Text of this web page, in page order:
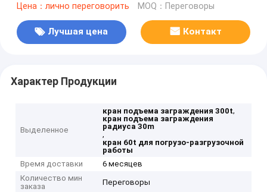
Цена：лично переговорить MOQ：Переговоры
Лучшая цена Контакт
Характер Продукции
Выделенное
кран подъема заграждения 300t,
кран подъема заграждения
радиуса 30m
,
кран 60t для погрузо-разгрузочной
работы
Время доставки
6 месяцев
Количество мин
заказа
Переговоры